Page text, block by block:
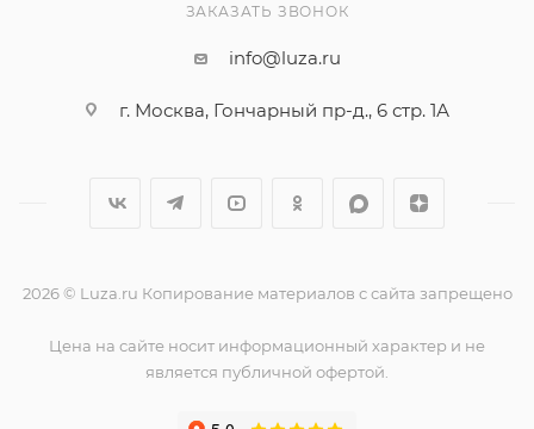
ЗАКАЗАТЬ ЗВОНОК
info@luza.ru
г. Москва, Гончарный пр-д., 6 стр. 1А
2026 © Luza.ru Копирование материалов с сайта запрещено
Цена на сайте носит информационный характер и не
является публичной офертой.